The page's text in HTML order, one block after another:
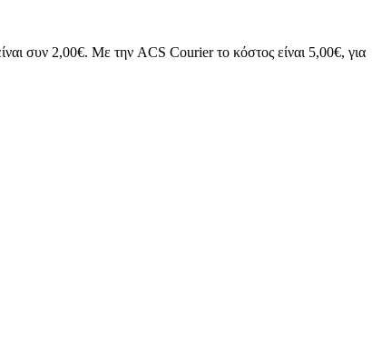
συν 2,00€. Με την ACS Courier το κόστος είναι 5,00€, για